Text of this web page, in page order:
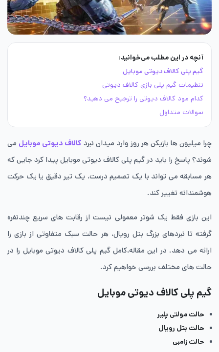
آنچه در این مطلب می‌خوانید:
گیم پلی کالاف دیوتی موبایل
تنظیمات گیم پلی بازی کالاف دیوتی
کدام مود کالاف دیوتی را ترجیح می دهید؟
سوالات متداول
چرا میلیون ها بازیکن هر روز وارد میدان نبرد کالاف دیوتی موبایل می
شوند؟ پاسخ را باید در گیم پلی کالاف دیوتی موبایل پیدا کرد جایی که
هر مسابقه می تواند با یک تصمیم درست، یک تیر دقیق یا یک حرکت
هوشمندانه تغییر کند.
این بازی فقط یک شوتر معمولی نیست از رقابت های سریع چندنفره
گرفته تا نبردهای بزرگ بتل رویال، هر حالت سبک متفاوتی از بازی را
ارائه می دهد. در این مقاله،کامل گیم پلی کالاف دیوتی موبایل را در
حالت های مختلف بررسی خواهیم کرد.
گیم پلی کالاف دیوتی موبایل
حالت مولتی پلیر
حالت بتل رویال
حالت زامبی